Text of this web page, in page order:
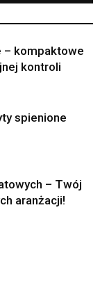
– kompaktowe
kontroli
spienione
– Twój
aranżacji!